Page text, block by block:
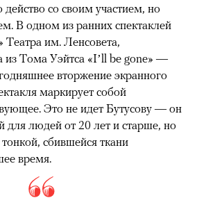
действо со своим участием, но
В одном из ранних спектаклей
Театра им. Ленсовета,
из Тома Уэйтса «I’ll be gone» —
вторжение экранного
маркирует собой
Это не идет Бутусову — он
для людей от 20 лет и старше, но
сбившейся ткани
время.